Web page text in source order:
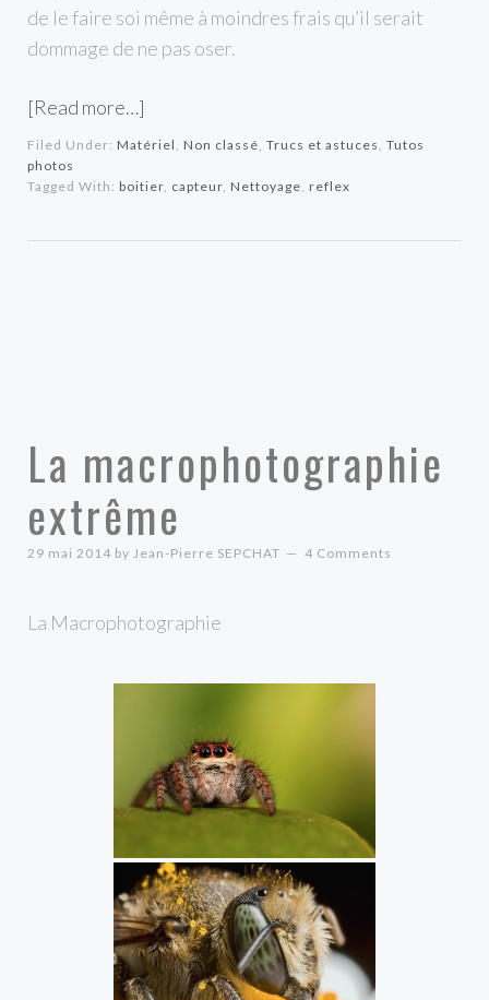
de le faire soi même à moindres frais qu’il serait
dommage de ne pas oser.
[Read more…]
Filed Under: Matériel , Non classé, Trucs et astuces , Tutos
photos
Tagged With: boitier, capteur, Nettoyage, reflex
La macrophotographie
extrême
29 mai 2014 by Jean-Pierre SEPCHAT 4 Comments
La Macrophotographie